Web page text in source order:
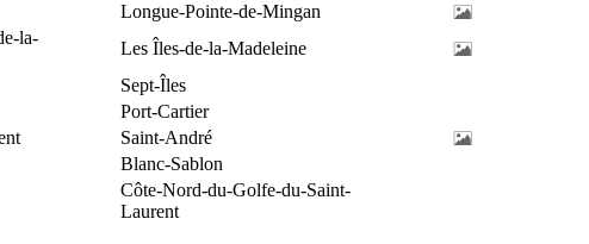
Longue-Pointe-de-Mingan
la-
Les Îles-de-la-Madeleine
Sept-Îles
Port-Cartier
Saint-André
Blanc-Sablon
Côte-Nord-du-Golfe-du-Saint-
Laurent